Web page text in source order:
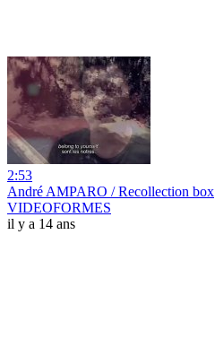
2:53
André AMPARO / Recollection box
VIDEOFORMES
il y a 14 ans